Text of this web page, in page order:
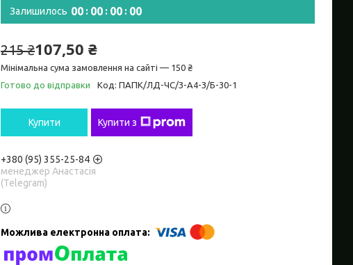
Залишилось 00 00 00 00
215 ₴107,50 ₴
Мінімальна сума замовлення на сайті — 150 ₴
Готово до відправки
Код: ПАПК/ЛД-ЧС/З-А4-З/Б-30-1
Купити Купити з
+380 (95) 355-25-84
менеджер Анастасія
(Telegram)